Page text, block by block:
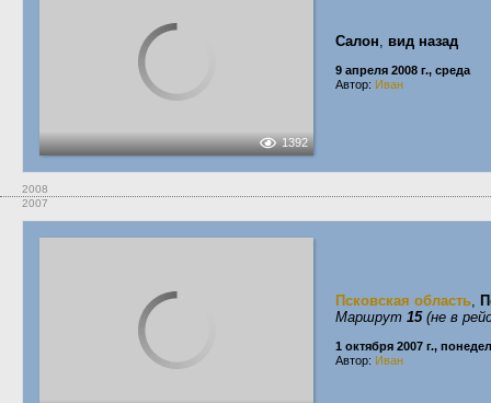
1392
Салон, вид назад
9 апреля 2008 г., среда
Автор: Иван
2008
2007
Псковская область,
Маршрут 15(не в
1 октября 2007 г.,
Автор: Иван